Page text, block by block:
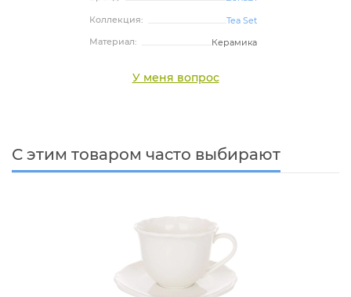
Коллекция:
Tea Set
Материал:
Керамика
У меня вопрос
С этим товаром часто выбирают